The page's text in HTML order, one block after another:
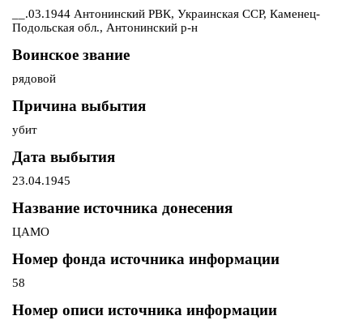
__.03.1944 Антонинский РВК, Украинская ССР, Каменец-
Подольская обл., Антонинский р-н
Воинское звание
рядовой
Причина выбытия
убит
Дата выбытия
23.04.1945
Название источника донесения
ЦАМО
Номер фонда источника информации
58
Номер описи источника информации